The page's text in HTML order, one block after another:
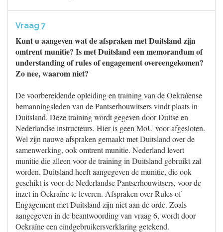
Vraag 7
Kunt u aangeven wat de afspraken met Duitsland zijn
omtrent munitie? Is met Duitsland een memorandum of
understanding of rules of engagement overeengekomen?
Zo nee, waarom niet?
De voorbereidende opleiding en training van de Oekraïense
bemanningsleden van de Pantserhouwitsers vindt plaats in
Duitsland. Deze training wordt gegeven door Duitse en
Nederlandse instructeurs. Hier is geen MoU voor afgesloten.
Wel zijn nauwe afspraken gemaakt met Duitsland over de
samenwerking, ook omtrent munitie. Nederland levert
munitie die alleen voor de training in Duitsland gebruikt zal
worden. Duitsland heeft aangegeven de munitie, die ook
geschikt is voor de Nederlandse Pantserhouwitsers, voor de
inzet in Oekraïne te leveren. Afspraken over Rules of
Engagement met Duitsland zijn niet aan de orde. Zoals
aangegeven in de beantwoording van vraag 6, wordt door
Oekraïne een eindgebruikersverklaring getekend.